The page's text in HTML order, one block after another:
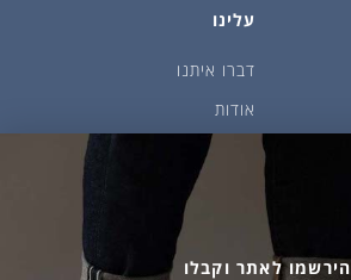
עלינו
דברו איתנו
אודות
איפה קונים?
הבלוג של יודפת
הירשמו לאתר וקבלו